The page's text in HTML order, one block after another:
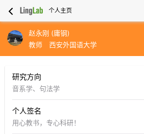
个人主页
赵永刚 (庸钢)
教师
西安外国语大学
研究方向
音系学、句法学
个人签名
用心教书，专心科研！